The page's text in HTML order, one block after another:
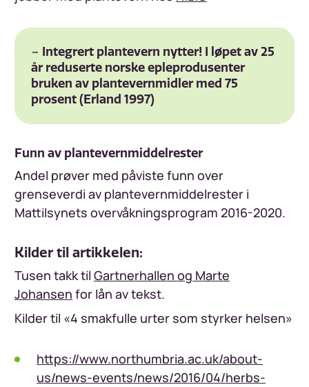
− Integrert plantevern nytter! I løpet av 25
år reduserte norske epleprodusenter
bruken av plantevernmidler med 75
prosent (Erland 1997)
Funn av plantevernmiddelrester
Andel prøver med påviste funn over
grenseverdi av plantevernmiddelrester i
Mattilsynets overvåkningsprogram 2016-2020.
Kilder til artikkelen:
Tusen takk til Gartnerhallen og Marte
Johansen for lån av tekst.
Kilder til «4 smakfulle urter som styrker helsen»
https://www.northumbria.ac.uk/about-
us/news-events/news/2016/04/herbs-